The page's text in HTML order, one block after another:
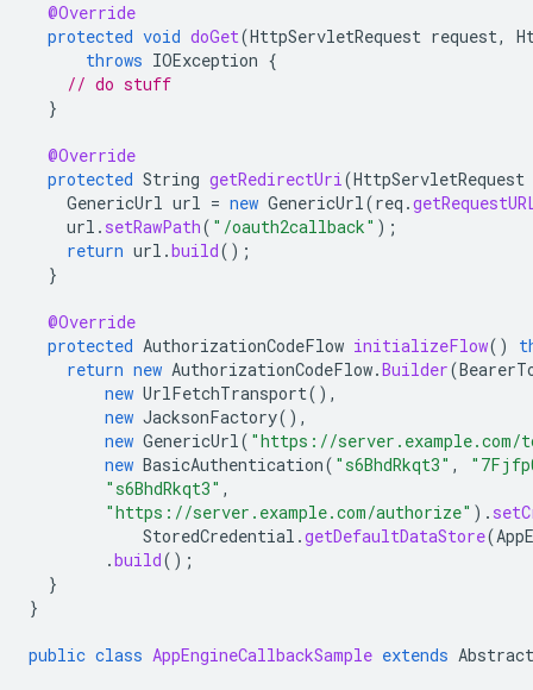
@Override
protected void doGet(HttpServletRequest request,
throws IOException {
// do stuff
}
@Override
protected String getRedirectUri(HttpServletRequest
GenericUrl url = new GenericUrl(req .
url . setRawPath( "/oauth2callback" );
return url .build();
}
@Override
protected AuthorizationCodeFlow initializeFlow()
return new AuthorizationCodeFlow.Builder(
new UrlFetchTransport(),
new JacksonFactory(),
new GenericUrl( "https://server.example.com/
new BasicAuthentication( "s6BhdRkqt3" ,
"s6BhdRkqt3" ,
"https://server.example.com/authorize" ).
StoredCredential .getDefaultDataStore(
.build();
}
}
public class AppEngineCallbackSample extends